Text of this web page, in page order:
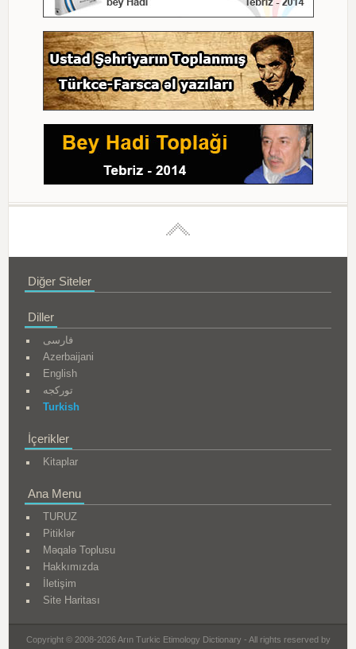
Diğer Siteler
Diller
فارسی
Azerbaijani
English
تورکجه
Turkish
İçerikler
Kitaplar
Ana Menu
TURUZ
Pitiklər
Məqalə Toplusu
Hakkımızda
İletişim
Site Haritası
Copyright © 2008-2026 Arın Turkic Etimology Dictionary - All rights reserved by